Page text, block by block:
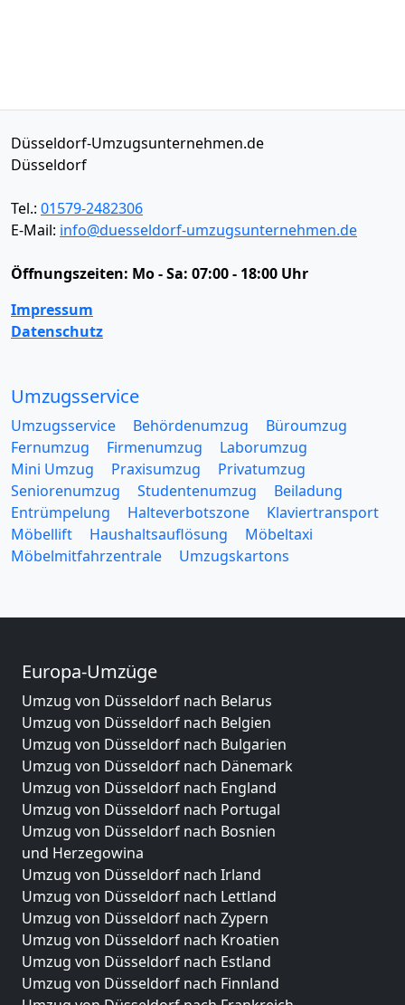
Düsseldorf-Umzugsunternehmen.de
Düsseldorf
Tel.: 01579-2482306
E-Mail: info@duesseldorf-umzugsunternehmen.de
Öffnungszeiten: Mo - Sa: 07:00 - 18:00 Uhr
Impressum
Datenschutz
Umzugsservice
Umzugsservice Behördenumzug
Büroumzug
Fernumzug
Firmenumzug
Laborumzug
Mini Umzug
Praxisumzug
Privatumzug
Seniorenumzug
Studentenumzug
Beiladung
Entrümpelung
Halteverbotszone
Klaviertransport
Möbellift
Haushaltsauflösung
Möbeltaxi
Möbelmitfahrzentrale
Umzugskartons
Europa-Umzüge
Umzug von Düsseldorf nach Belarus
Umzug von Düsseldorf nach Belgien
Umzug von Düsseldorf nach Bulgarien
Umzug von Düsseldorf nach Dänemark
Umzug von Düsseldorf nach England
Umzug von Düsseldorf nach Portugal
Umzug von Düsseldorf nach Bosnien
und Herzegowina
Umzug von Düsseldorf nach Irland
Umzug von Düsseldorf nach Lettland
Umzug von Düsseldorf nach Zypern
Umzug von Düsseldorf nach Kroatien
Umzug von Düsseldorf nach Estland
Umzug von Düsseldorf nach Finnland